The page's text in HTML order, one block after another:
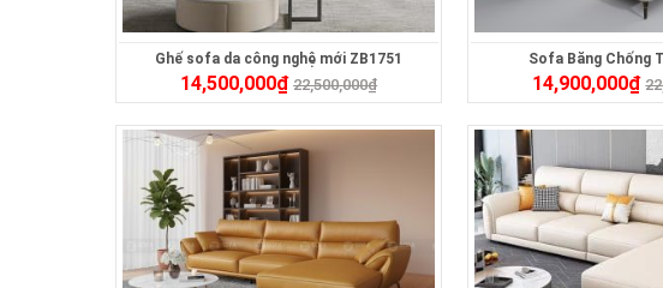
Ghế sofa da công nghệ mới ZB1751
14,500,000₫ 22,500,000₫
Sofa Băng Chống
14,900,000₫